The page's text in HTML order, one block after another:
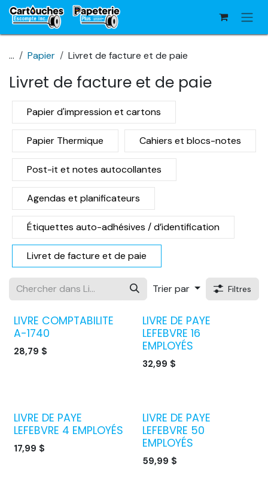
Se rendre au contenu
... Papier Livret de facture et de paie
Livret de facture et de paie
Papier d'impression et cartons
Papier Thermique Cahiers et blocs-notes
Post-it et notes autocollantes
Agendas et planificateurs
Étiquettes auto-adhésives / d’identification
Livret de facture et de paie
Trier par Filtres
LIVRE COMPTABILITE
A-1740
28,79 $
LIVRE DE PAYE
LEFEBVRE 16
EMPLOYÉS
32,99 $
LIVRE DE PAYE
LEFEBVRE 4 EMPLOYÉS
17,99 $
LIVRE DE PAYE
LEFEBVRE 50
EMPLOYÉS
59,99 $